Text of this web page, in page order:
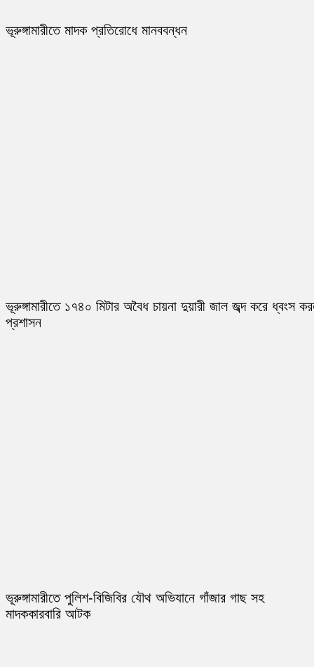
ভূরুঙ্গামারীতে মাদক প্রতিরোধে মানববন্ধন
ভূরুঙ্গামারীতে ১৭৪০ মিটার অবৈধ চায়না দুয়ারী জাল জব্দ করে ধ্বংস
প্রশাসন
ভূরুঙ্গামারীতে পুলিশ-বিজিবির যৌথ অভিযানে গাঁজার গাছ সহ
মাদককারবারি আটক